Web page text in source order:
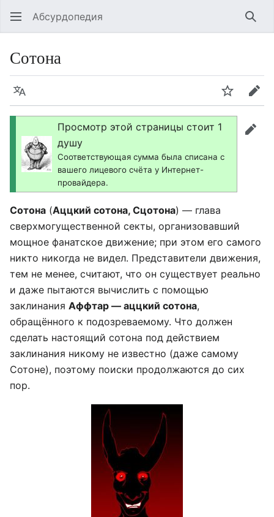
Абсурдопедия
Сотона
Язык
Просмотр этой страницы стоит 1
душу
Соответствующая сумма была списана с
вашего лицевого счёта у Интернет-
провайдера.
Сотона (Аццкий сотона, Сцотона) — глава
сверхмогущественной секты, организовавший
мощное фанатское движение; при этом его самого
никто никогда не видел. Представители движения,
тем не менее, считают, что он существует реально
и даже пытаются вычислить с помощью
заклинания Аффтар — аццкий сотона,
обращённого к подозреваемому. Что должен
сделать настоящий сотона под действием
заклинания никому не известно (даже самому
Сотоне), поэтому поиски продолжаются до сих
пор.